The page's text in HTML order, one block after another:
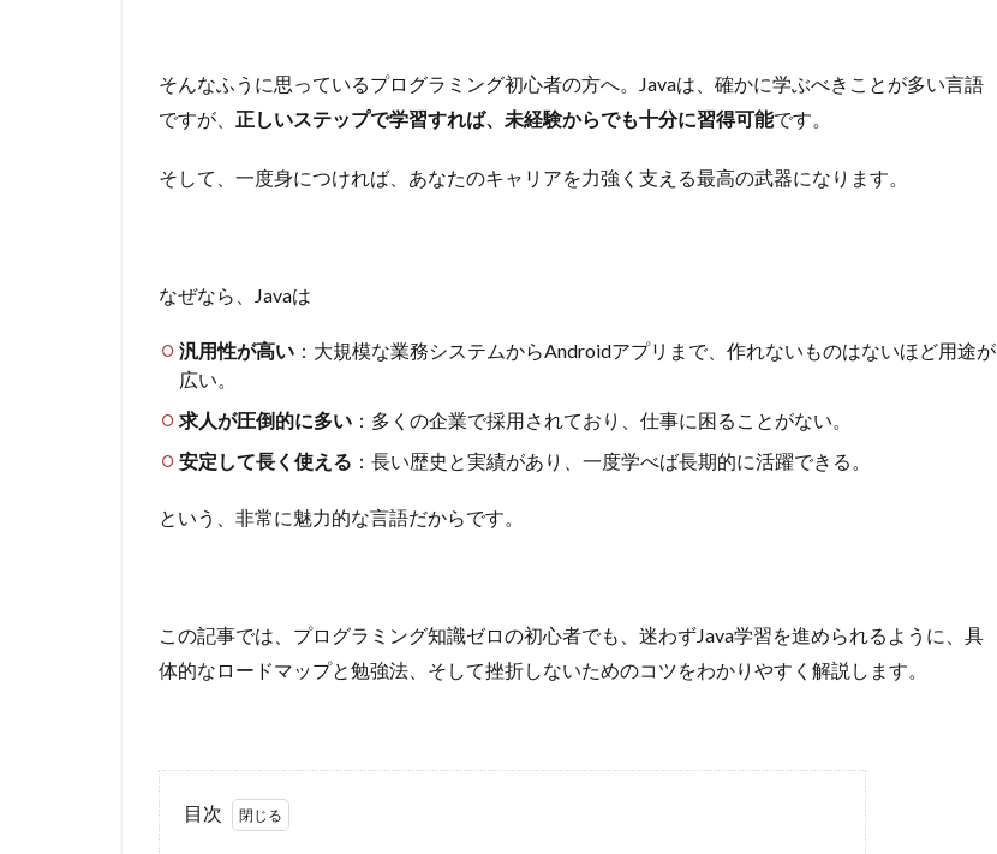
そんなふうに思っているプログラミング初心者の方へ。Javaは、確かに学ぶべきことが多い言語
ですが、 正しいステップで学習すれば、未経験からでも十分に習得可能です。
そして、一度身につければ、あなたのキャリアを力強く支える最高の武器になります。
なぜなら、Javaは
汎用性が高い ：大規模な業務システムからAndroidアプリまで、作れないものはないほど用途が
広い。
求人が圧倒的に多い ：多くの企業で採用されており、仕事に困ることがない。
安定して長く使える ：長い歴史と実績があり、一度学べば長期的に活躍できる。
という、非常に魅力的な言語だからです。
この記事では、プログラミング知識ゼロの初心者でも、迷わずJava学習を進められるように、具
体的なロードマップと勉強法、そして挫折しないためのコツをわかりやすく解説します。
目次